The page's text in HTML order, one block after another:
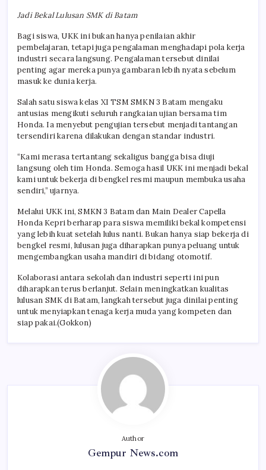
Jadi Bekal Lulusan SMK di Batam
Bagi siswa, UKK ini bukan hanya penilaian akhir
pembelajaran, tetapi juga pengalaman menghadapi pola kerja
industri secara langsung. Pengalaman tersebut dinilai
penting agar mereka punya gambaran lebih nyata sebelum
masuk ke dunia kerja.
Salah satu siswa kelas XI TSM SMKN 3 Batam mengaku
antusias mengikuti seluruh rangkaian ujian bersama tim
Honda. Ia menyebut pengujian tersebut menjadi tantangan
tersendiri karena dilakukan dengan standar industri.
“Kami merasa tertantang sekaligus bangga bisa diuji
langsung oleh tim Honda. Semoga hasil UKK ini menjadi bekal
kami untuk bekerja di bengkel resmi maupun membuka usaha
sendiri,” ujarnya.
Melalui UKK ini, SMKN 3 Batam dan Main Dealer Capella
Honda Kepri berharap para siswa memiliki bekal kompetensi
yang lebih kuat setelah lulus nanti. Bukan hanya siap bekerja di
bengkel resmi, lulusan juga diharapkan punya peluang untuk
mengembangkan usaha mandiri di bidang otomotif.
Kolaborasi antara sekolah dan industri seperti ini pun
diharapkan terus berlanjut. Selain meningkatkan kualitas
lulusan SMK di Batam, langkah tersebut juga dinilai penting
untuk menyiapkan tenaga kerja muda yang kompeten dan
siap pakai.(Gokkon)
Author
Gempur News.com